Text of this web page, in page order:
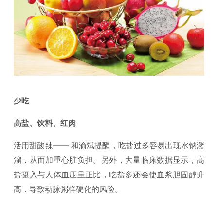
少吃
高盐、饮料、红肉
活用甜酸辣—— 和渝斌提醒，吃盐过多容易出现水钠潴
溜，从而加重心脏负担。另外，大量临床数据显示，高
盐摄入与人体血压呈正比，吃盐多还会使血浆胆固醇升
高，导致动脉粥样硬化的风险。